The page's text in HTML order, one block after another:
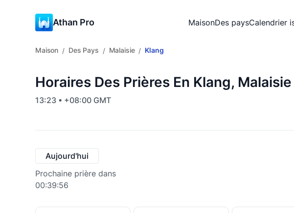
Athan Pro MaisonDes paysCalendrier
Maison / Des Pays / Malaisie / Klang
Horaires Des Prières En Klang, Malaisie
13:23 • +08:00 GMT
Aujourd'hui
Prochaine prière dans
00:39:55